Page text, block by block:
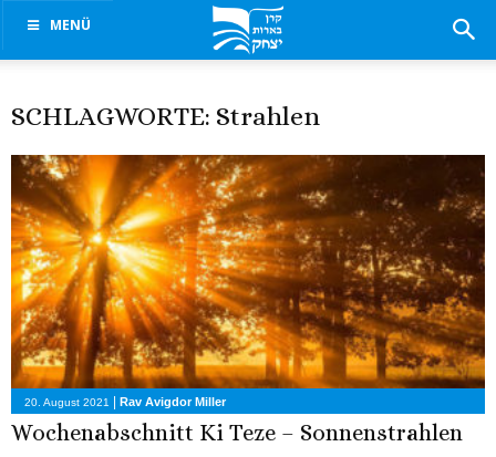
MENÜ
SCHLAGWORTE: Strahlen
20. August 2021 Rav Avigdor Miller
Wochenabschnitt Ki Teze – Sonnenstrahlen